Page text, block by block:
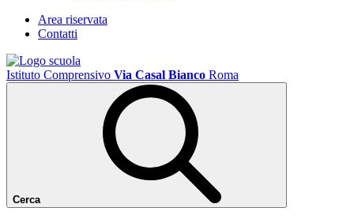
Area riservata
Contatti
Istituto Comprensivo Via Casal Bianco Roma
Cerca